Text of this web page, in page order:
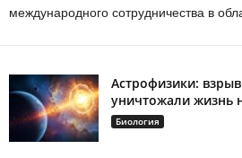
международного сотрудничества в
Астрофизики:
уничтожали жизнь
Биология